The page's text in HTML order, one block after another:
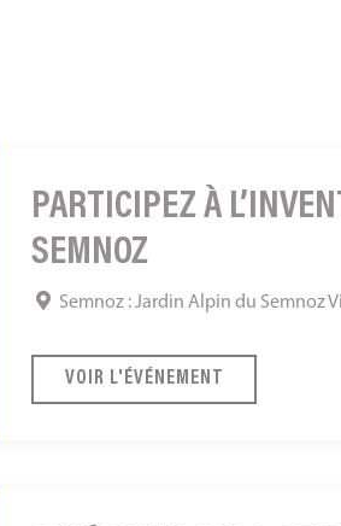
PARTICIPEZ À
SEMNOZ
Semnoz : Jardin Alpin du Semnoz
VOIR L'ÉVÉNEMENT